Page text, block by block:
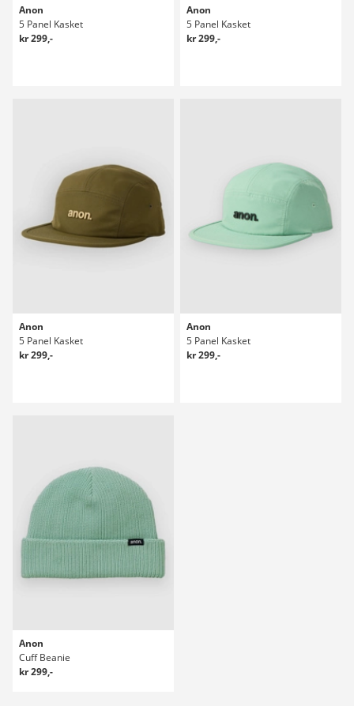
Anon
5 Panel Kasket
kr 299,-
Anon
5 Panel Kasket
kr 299,-
Anon
5 Panel Kasket
kr 299,-
Anon
5 Panel Kasket
kr 299,-
Anon
Cuff Beanie
kr 299,-